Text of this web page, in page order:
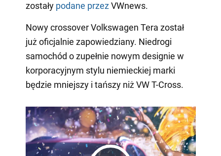
zostały podane przezVWnews.
Nowy crossover Volkswagen Tera został
już oficjalnie zapowiedziany. Niedrogi
samochód o zupełnie nowym designie w
korporacyjnym stylu niemieckiej marki
będzie mniejszy i tańszy niż VW T-Cross.